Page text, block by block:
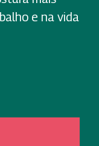
e na vida